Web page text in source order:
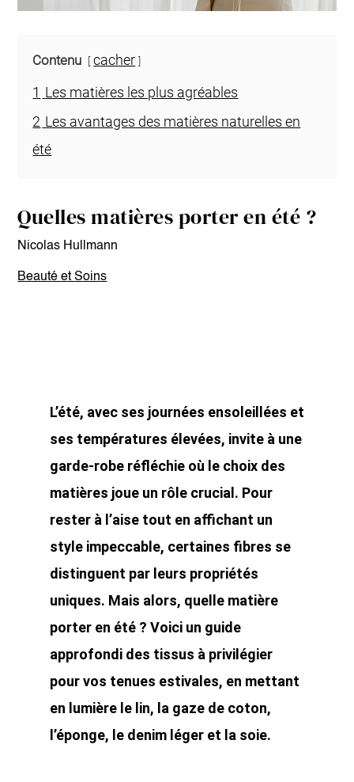
Contenu
cacher
1 Les matières les plus agréables
2 Les avantages des matières naturelles en
été
Quelles matières porter en été ?
Nicolas Hullmann
Beauté et Soins
L’été, avec ses journées ensoleillées et
ses températures élevées, invite à une
garde-robe réfléchie où le choix des
matières joue un rôle crucial. Pour
rester à l’aise tout en affichant un
style impeccable, certaines fibres se
distinguent par leurs propriétés
uniques. Mais alors, quelle matière
porter en été ? Voici un guide
approfondi des tissus à privilégier
pour vos tenues estivales, en mettant
en lumière le lin, la gaze de coton,
l’éponge, le denim léger et la soie.